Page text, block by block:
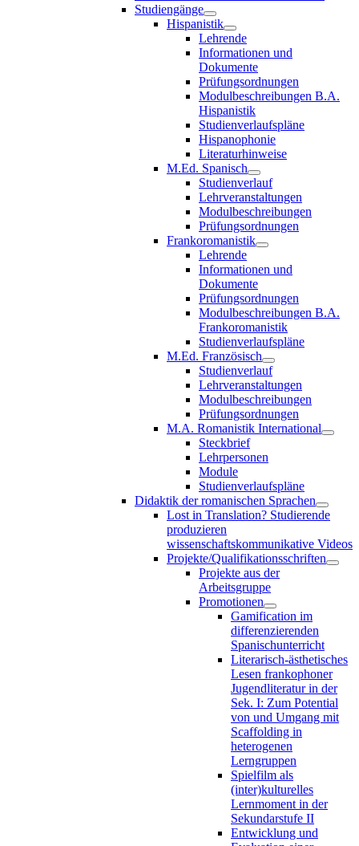
Studiengänge
Hispanistik
Lehrende
Informationen und
Dokumente
Prüfungsordnungen
Modulbeschreibungen B.A.
Hispanistik
Studienverlaufspläne
Hispanophonie
Literaturhinweise
M.Ed. Spanisch
Studienverlauf
Lehrveranstaltungen
Modulbeschreibungen
Prüfungsordnungen
Frankoromanistik
Lehrende
Informationen und
Dokumente
Prüfungsordnungen
Modulbeschreibungen B.A.
Frankoromanistik
Studienverlaufspläne
M.Ed. Französisch
Studienverlauf
Lehrveranstaltungen
Modulbeschreibungen
Prüfungsordnungen
M.A. Romanistik International
Steckbrief
Lehrpersonen
Module
Studienverlaufspläne
Didaktik der romanischen Sprachen
Lost in Translation? Studierende
produzieren
wissenschaftskommunikative Videos
Projekte/Qualifikationsschriften
Projekte aus der
Arbeitsgruppe
Promotionen
Gamification im
differenzierenden
Spanischunterricht
Literarisch-ästhetisches
Lesen frankophoner
Jugendliteratur in der
Sek. I: Zum Potential
von und Umgang mit
Scaffolding in
heterogenen
Lerngruppen
Spielfilm als
(inter)kulturelles
Lernmoment in der
Sekundarstufe II
Entwicklung und